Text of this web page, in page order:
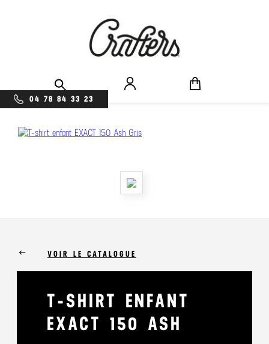
04 78 84 33 23
keyboard_backspace VOIR LE CATALOGUE
T-SHIRT ENFANT
EXACT 150 ASH